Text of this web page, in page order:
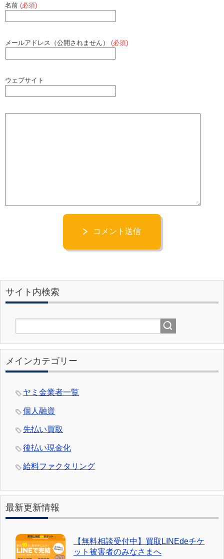
名前 (必須)
メールアドレス（公開されません） (必須)
ウェブサイト
コメント送信
サイト内検索
メインカテゴリー
ヤミ金業者一覧
個人融資
先払い買取
後払い現金化
給料ファクタリング
最新更新情報
【無料相談受付中】買取LINEdeチケ
ット被害者のみなさまへ